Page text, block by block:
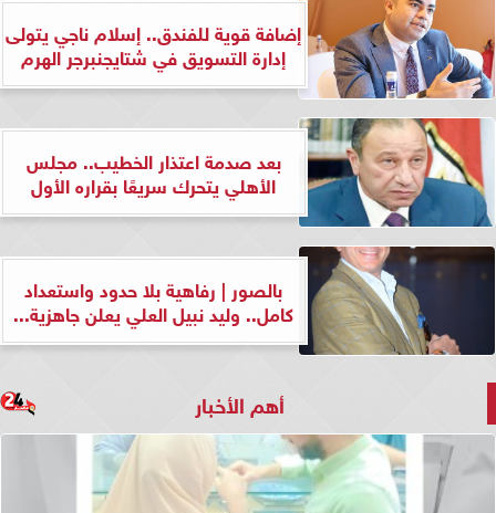
إضافة قوية للفندق.. إسلام ناجي يتولى
إدارة التسويق في شتايجنبرجر الهرم
بعد صدمة اعتذار الخطيب.. مجلس
الأهلي يتحرك سريعًا بقراره الأول
بالصور | رفاهية بلا حدود واستعداد
كامل.. وليد نبيل العلي يعلن جاهزية...
أهم الأخبار